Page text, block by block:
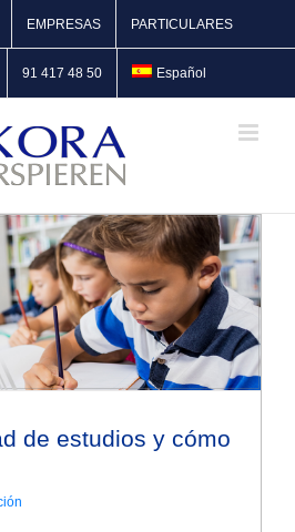
EMPRESAS PARTICULARES
91 417 48 50 Español
de estudios y cómo